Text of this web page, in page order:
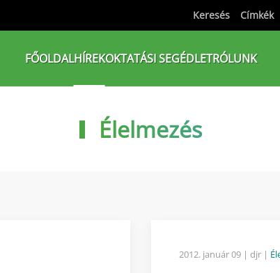
Keresés Címkék
FŐOLDALHÍREKOKTATÁSI SEGÉDLETRÓLUNK
Élelmezés
2012. január 09 | djr |